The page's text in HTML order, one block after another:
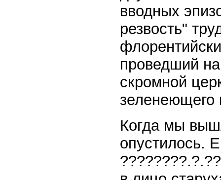
вводных
резвость"
проведший
скромной
Когда мы
опустилось.